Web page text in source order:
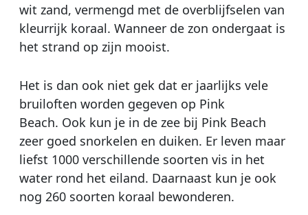
wit zand, vermengd met de overblijfselen van
kleurrijk koraal. Wanneer de zon ondergaat is
het strand op zijn mooist.
Het is dan ook niet gek dat er jaarlijks vele
bruiloften worden gegeven op Pink
Beach. Ook kun je in de zee bij Pink Beach
zeer goed snorkelen en duiken. Er leven maar
liefst 1000 verschillende soorten vis in het
water rond het eiland. Daarnaast kun je ook
nog 260 soorten koraal bewonderen.